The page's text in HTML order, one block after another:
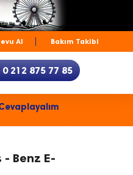
Al Bakım Takibi
0 212 875 77 85
Benz E-